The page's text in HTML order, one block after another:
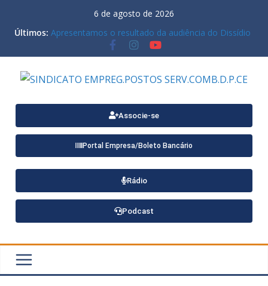
6 de agosto de 2026
Últimos: Apresentamos o resultado da audiência do Dissídio
Coletivo 2021 da nossa categoria, realizada no
último dia 05/06
trabalhadores de Estacionamentos e Lava-rápidos
Trabalho: Representando o Ceará no futuro do
ATENÇÃO PARA MENSAGEM COM VÍRUS
Associe-se
Portal Empresa/Boleto Bancário
Rádio
Podcast